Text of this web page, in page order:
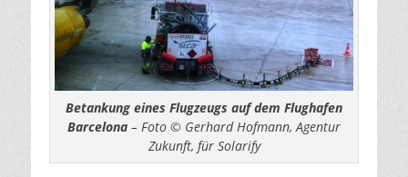
Betankung eines Flugzeugs auf dem Flughafen
Barcelona – Foto © Gerhard Hofmann, Agentur
Zukunft, für Solarify